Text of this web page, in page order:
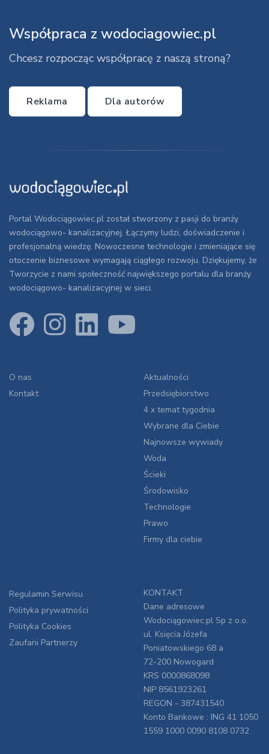
Współpraca z wodociagowiec.pl
Chcesz rozpocząc współpracę z naszą stroną?
Reklama Dla autorów
Portal Wodociągowiec.pl został stworzony z pasji do branży
wodociągowo- kanalizacyjnej. Łączymy ludzi, doświadczenie i
profesjonalną wiedzę. Nowoczesne technologie i zmieniające się
otoczenie biznesowe wymagają ciągłego rozwoju. Dziękujemy, że
Tworzycie z nami społeczność największego portalu dla branży
wodociągowo- kanalizacyjnej w sieci.
O nas
Kontakt
Aktualności
Przedsiębiorstwo
4 x temat tygodnia
Wybrane dla Ciebie
Najnowsze wywiady
Woda
Ścieki
Środowisko
Technologie
Prawo
Firmy dla ciebie
Regulamin Serwisu
Polityka prywatności
Polityka Cookies
Zaufani Partnerzy
KONTAKT
Dane adresowe
Wodociągowiec.pl Sp z o.o.
ul. Księcia Józefa
Poniatowskiego 68 a
72-200 Nowogard
KRS 0000868098
NIP 8561923261
REGON - 387431540
Konto Bankowe : ING 41 1050
1559 1000 0090 8108 0732